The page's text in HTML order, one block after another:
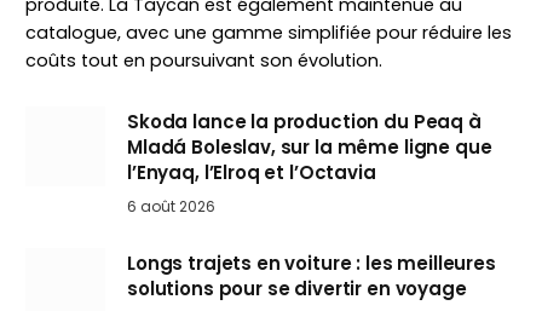
produite. La Taycan est également maintenue au
catalogue, avec une gamme simplifiée pour réduire les
coûts tout en poursuivant son évolution.
Skoda lance la production du Peaq à
Mladá Boleslav, sur la même ligne que
l’Enyaq, l’Elroq et l’Octavia
6 août 2026
Longs trajets en voiture : les meilleures
solutions pour se divertir en voyage